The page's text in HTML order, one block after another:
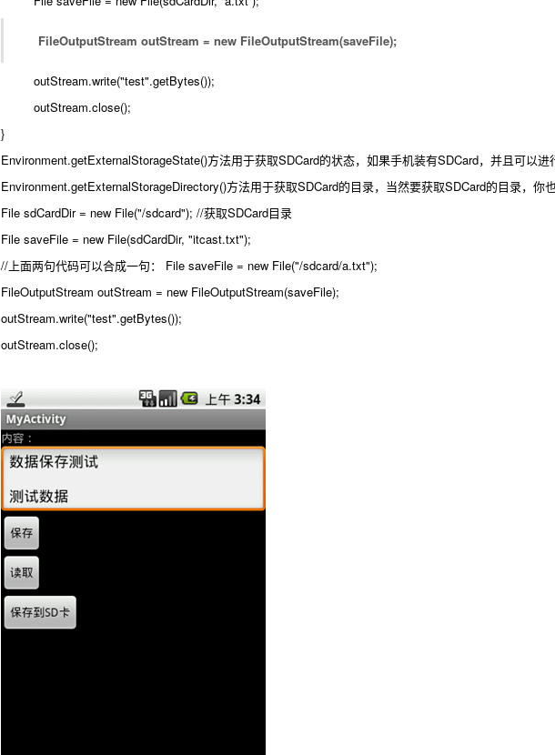
FileOutputStream outStream = new FileOutputStream(saveFile);
outStream.write("test".getBytes());
outStream.close();
}
Environment.getExternalStorageState()方法用于获取SDCard的状态，如果手机装有SDCard，并且可以
Environment.getExternalStorageDirectory()方法用于获取SDCard的目录，当然要获取SDCard的目录，你也
File sdCardDir = new File("/sdcard"); //获取SDCard目录
File saveFile = new File(sdCardDir, "itcast.txt");
//上面两句代码可以合成一句： File saveFile = new File("/sdcard/a.txt");
FileOutputStream outStream = new FileOutputStream(saveFile);
outStream.write("test".getBytes());
outStream.close();